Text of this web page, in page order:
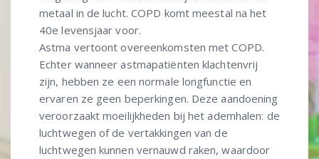
metaal in de lucht. COPD komt meestal na het
40e levensjaar voor.
Astma vertoont overeenkomsten met COPD.
Echter wanneer astmapatiënten klachtenvrij
zijn, hebben ze een normale longfunctie en
ervaren ze geen beperkingen. Deze aandoening
veroorzaakt moeilijkheden bij het ademhalen: de
luchtwegen of de vertakkingen van de
luchtwegen kunnen vernauwd raken, waardoor